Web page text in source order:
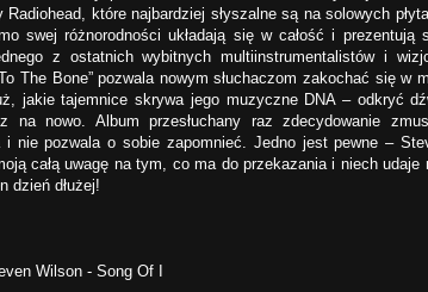
które najbardziej słyszalne są na solowych
swej różnorodności układają się w całość i prezentują
z ostatnich wybitnych multiinstrumentalistów i
The Bone” pozwala nowym słuchaczom zakochać się w
jakie tajemnice skrywa jego muzyczne DNA – odkryć
na nowo. Album przesłuchany raz zdecydowanie
i nie pozwala o sobie zapomnieć. Jedno jest pewne –
całą uwagę na tym, co ma do przekazania i niech udaje
dzień dłużej!
Wilson - Song Of I